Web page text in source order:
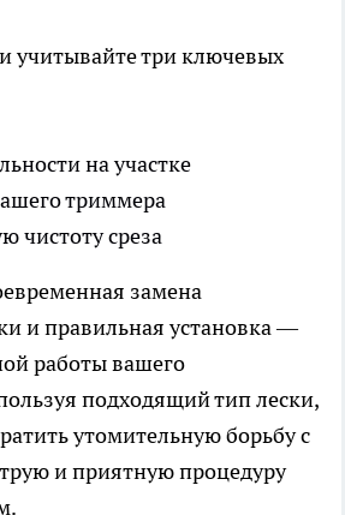
учитывайте три ключевых
на участке
триммера
чистоту среза
замена
и правильная установка —
работы вашего
подходящий тип лески,
утомительную борьбу с
и приятную процедуру